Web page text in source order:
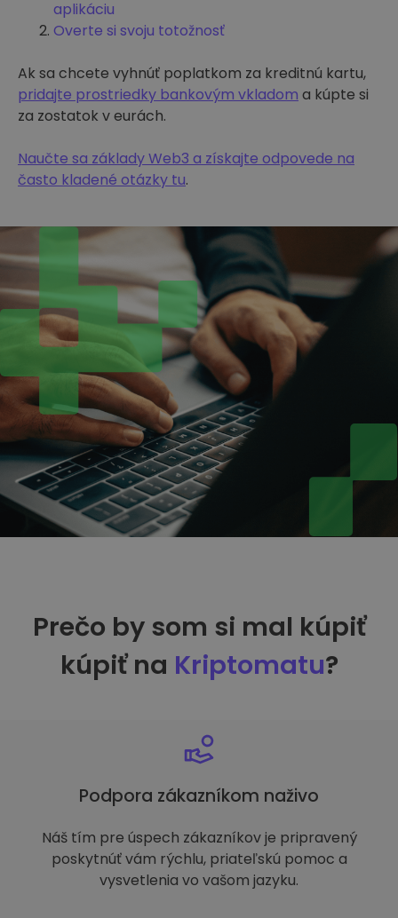
aplikáciu
Overte si svoju totožnosť
Ak sa chcete vyhnúť poplatkom za kreditnú kartu,
pridajte prostriedky bankovým vkladom a kúpte si
za zostatok v eurách.
Naučte sa základy Web3 a získajte odpovede na
často kladené otázky tu.
Prečo by som si mal kúpiť
kúpiť na Kriptomatu?
Podpora zákazníkom naživo
Náš tím pre úspech zákazníkov je pripravený
poskytnúť vám rýchlu, priateľskú pomoc a
vysvetlenia vo vašom jazyku.